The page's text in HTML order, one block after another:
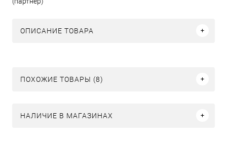
ОПИСАНИЕ ТОВАРА
ПОХОЖИЕ ТОВАРЫ (8)
НАЛИЧИЕ В МАГАЗИНАХ